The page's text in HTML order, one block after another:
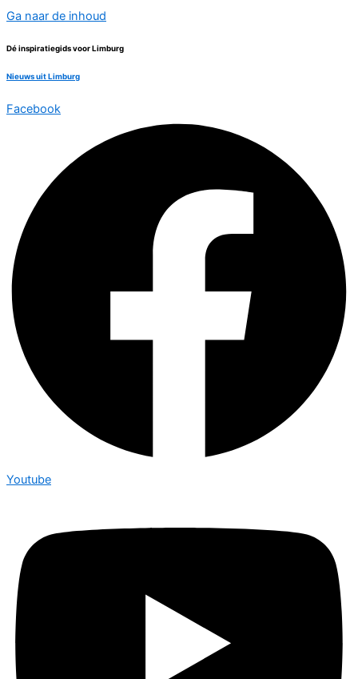
Ga naar de inhoud
Dé inspiratiegids voor Limburg
Nieuws uit Limburg
Facebook
Youtube